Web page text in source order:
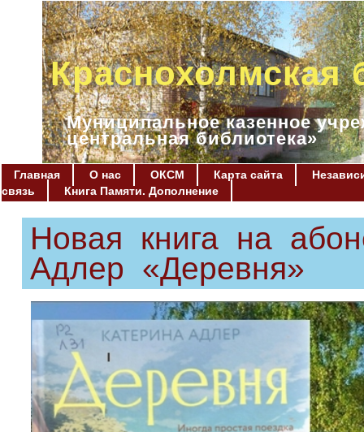
Краснохолмская
Муниципальное казенное
центральная библиотека»
Главная О нас ОКСМ Карта сайта
связь
Книга Памяти. Дополнение
Новая книга на
Адлер «Деревня»